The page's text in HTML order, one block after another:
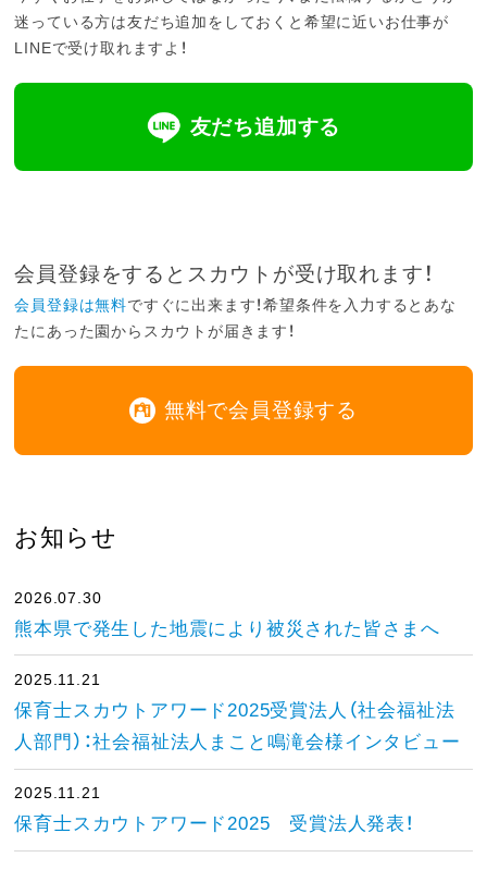
迷っている方は友だち追加をしておくと希望に近いお仕事が
LINEで受け取れますよ！
友だち追加する
会員登録をするとスカウトが受け取れます！
会員登録は無料ですぐに出来ます！希望条件を入力するとあな
たにあった園からスカウトが届きます！
無料で会員登録する
お知らせ
2026.07.30
熊本県で発生した地震により被災された皆さまへ
2025.11.21
保育士スカウトアワード2025受賞法人（社会福祉法
人部門）：社会福祉法人まこと鳴滝会様インタビュー
2025.11.21
保育士スカウトアワード2025 受賞法人発表！